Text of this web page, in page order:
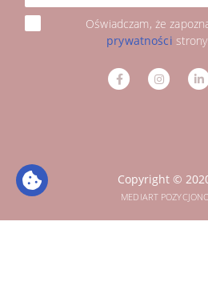
Oświadczam, że
prywatności
Copyright ©
MEDIART